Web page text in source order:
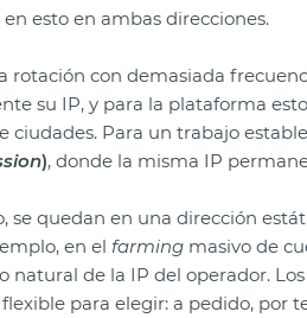
esto en ambas direcciones.
rotación con demasiada
su IP, y para la plataforma
ciudades. Para un trabajo
), donde la misma IP
se quedan en una dirección
en el farming masivo de
natural de la IP del operador.
para elegir: a pedido, por